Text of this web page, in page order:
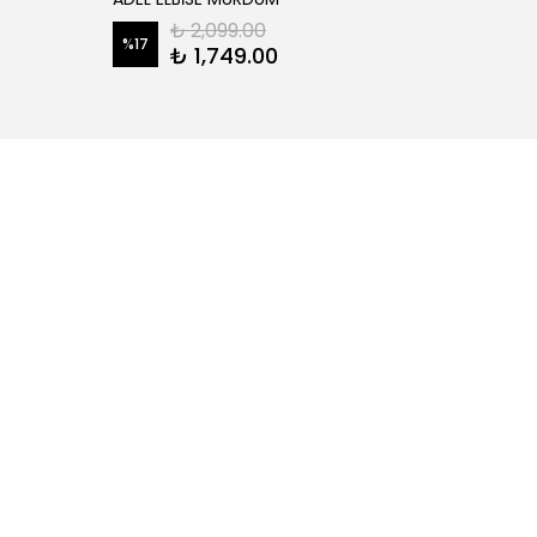
%17 ₺ 2,099.00
₺ 1,749.00